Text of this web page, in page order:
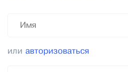
или авторизоваться